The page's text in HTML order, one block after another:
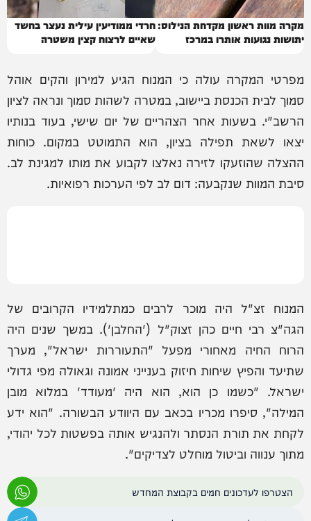
מקרה מוות ראשון מקדחת הנילוס:
יתושות נגועות אותרו במרכז
חרדי ממודיעין עילית נעצר בחשד
שאיים לרצוח קצין משטרה
מפרטי המקרה עולה כי המנוח הגיע למירון והקים אוהל
סמוך לבית הכנסת ביישוב, במטרה לשהות סמוך ונראה לציון
הרשב"י. בשעות אחר הצהריים של יום שישי, בעוד בנותיו
יצאו לשאת תפילה בציון, הוא התמוטט במקום. כוחות
ההצלה שהוזעקו לזירה נאלצו לקבוע את מותו למגינת לב.
סיבת המוות שנקבעה: דום לב לפי הערכות רפואיות.
המנוח זצ"ל היה מוכר לרבים כמתלמידיו הקרובים של
הגה"צ רבי חיים כהן זצוק"ל ('החלבן'). במשך שנים היה
הרוח החיה מאחורי מפעל "התעוררות ישראל", מערך
שתיעד והפיץ שיחות חיזוק בענייני אמונה וגאולה מפי גדולי
ישראל. "כשמו כן הוא, הוא היה 'מעודד' במלוא מובן
המילה", סיפרו מכריו בכאב עם היוודע הבשורה. "הוא ידע
לקחת את תורת הנסתר ולהנגיש אותה בפשטות לכל יהודי,
מתוך ענווה וביטול מוחלט לצדיקים".
הצטרפו לעדכונים חמים בקבוצת המחדש